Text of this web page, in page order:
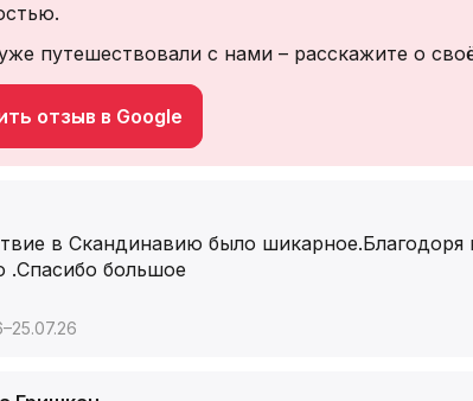
путешествовали с нами – расскажите о
отзыв в Google
в Скандинавию было
.Спасибо большое